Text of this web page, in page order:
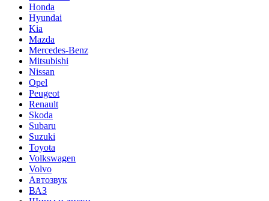
Honda
Hyundai
Kia
Mazda
Mercedes-Benz
Mitsubishi
Nissan
Opel
Peugeot
Renault
Skoda
Subaru
Suzuki
Toyota
Volkswagen
Volvo
Автозвук
ВАЗ